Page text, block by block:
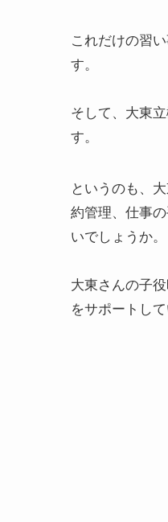
これだけの習
す。
そして、大東
す。
というのも、
約管理、仕事
いでしょうか。
大東さんの子
をサポートし